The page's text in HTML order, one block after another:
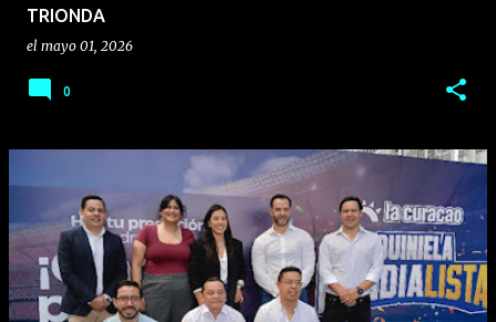
TRIONDA
el mayo 01, 2026
0